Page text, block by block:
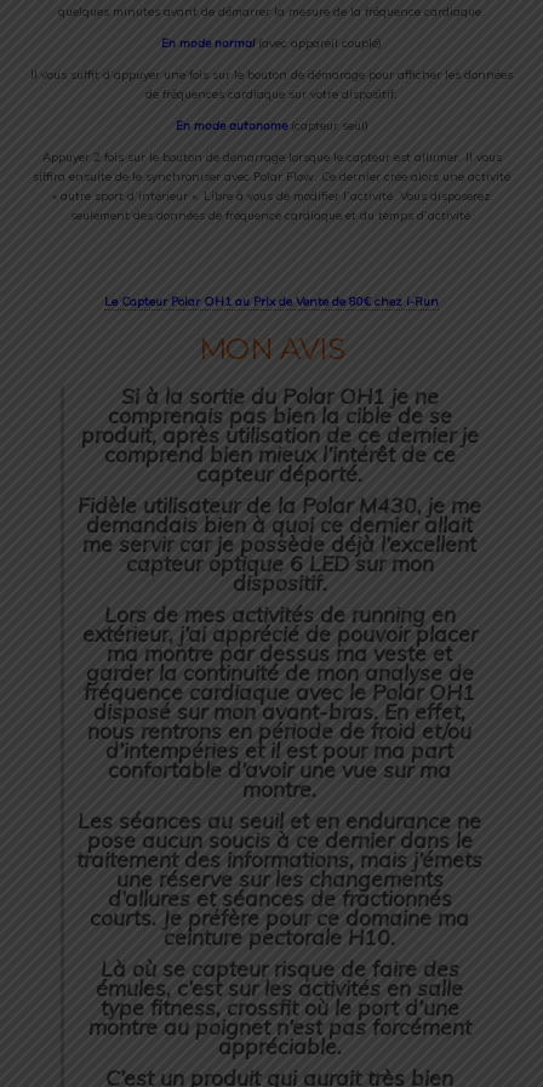
quelques minutes avant de démarrer la mesure de la fréquence cardiaque.
En mode normal(avec appareil couplé)
Il vous suffit d’appuyer une fois sur le bouton de démarage pour afficher les données
de fréquences cardiaque sur votre dispositif.
En mode autonome(capteur seul)
Appuyer 2 fois sur le bouton de démarrage lorsque le capteur est allumer. Il vous
siffira ensuite de le synchroniser avec Polar Flow. Ce dernier crée alors une activité
« autre sport d’intérieur ». Libre à vous de modifier l’activité. Vous disposerez
seulement des données de fréquence cardiaque et du temps d’activité.
Le Capteur Polar OH1 au Prix de Vente de 80€ chez i-Run
MON AVIS
Si à la sortie du Polar OH1 je ne
comprenais pas bien la cible de se
produit, après utilisation de ce dernier je
comprend bien mieux l’intérêt de ce
capteur déporté.
Fidèle utilisateur de la Polar M430, je me
demandais bien à quoi ce dernier allait
me servir car je possède déjà l’excellent
capteur optique 6 LED sur mon
dispositif.
Lors de mes activités de running en
extérieur, j’ai apprécié de pouvoir placer
ma montre par dessus ma veste et
garder la continuité de mon analyse de
fréquence cardiaque avec le Polar OH1
disposé sur mon avant-bras. En effet,
nous rentrons en période de froid et/ou
d’intempéries et il est pour ma part
confortable d’avoir une vue sur ma
montre.
Les séances au seuil et en endurance ne
pose aucun soucis à ce dernier dans le
traitement des informations, mais j’émets
une réserve sur les changements
d’allures et séances de fractionnés
courts. Je préfère pour ce domaine ma
ceinture pectorale H10.
Là où se capteur risque de faire des
émules, c’est sur les activités en salle
type fitness, crossfit où le port d’une
montre au poignet n’est pas forcément
appréciable.
C’est un produit qui aurait très bien